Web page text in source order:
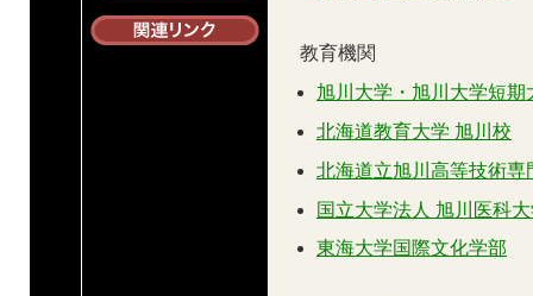
教育機関
旭川大学・旭川大学短期
北海道教育大学 旭川校
北海道立旭川高等技術専
国立大学法人 旭川医科
東海大学国際文化学部